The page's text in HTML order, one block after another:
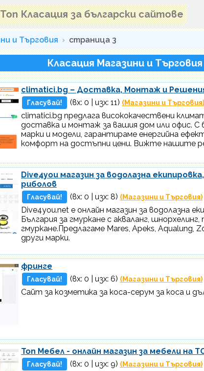
Класация за български сайтове
и Търговия страница 3
Класация Магазини и Търговия
climatici.bg – Доставка, Монтаж и
Гласувай! (вх: 0 | изх: 11) (Магазини и Търговия)
climatici.bg предлага висококачествени
доставка и монтаж за вашия дом или офис.
марки и модели, гарантираме енергийна
комфорт на достъпни цени. Вижте нашите
Dive4you магазин за водолазна
риболов
Гласувай! (вх: 0 | изх: 8) (Магазини и Търговия)
Dive4you.net е онлайн магазин за водолазна
България за гмуркане с акваланг,
гмуркане.Предлагаме Mares, Apeks, Aqualung,
други марки.
фринге
Гласувай! (вх: 0 | изх: 6) (Магазини и Търговия)
Сайт за козметика за коса-серум за коса и
Топ Мебел - онлайн магазин за мебели на
Гласувай! (вх: 0 | изх: 9) (Магазини и Търговия)